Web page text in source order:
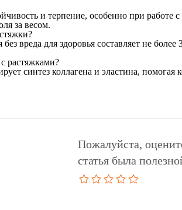
и терпение, особенно при
за весом.
вреда для здоровья составляет не
растяжками?
синтез коллагена и эластина,
Пожалуйста,
статья была